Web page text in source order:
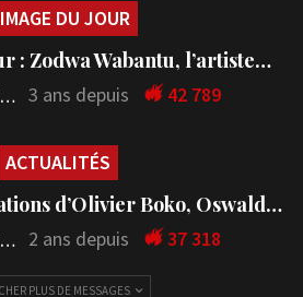
DU JOUR
: Zodwa Wabantu, l’artiste…
LA REDACTION 3 ans depuis 42 789
ACTUALITÉS
d’Olivier Boko, Oswald…
LA REDACTION 2 ans depuis 37 318
PLUS DE MESSAGES